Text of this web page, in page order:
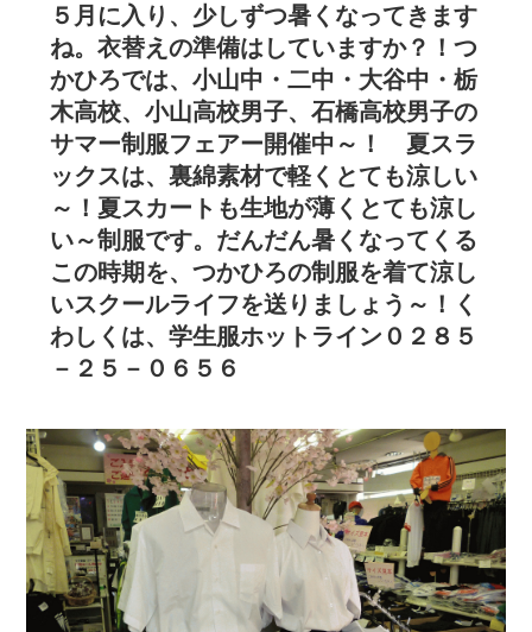
５月に入り、少しずつ暑くなってきます
ね。衣替えの準備はしていますか？！つ
かひろでは、小山中・二中・大谷中・栃
木高校、小山高校男子、石橋高校男子の
サマー制服フェアー開催中～！ 夏スラ
ックスは、裏綿素材で軽くとても涼しい
～！夏スカートも生地が薄くとても涼し
い～制服です。だんだん暑くなってくる
この時期を、つかひろの制服を着て涼し
いスクールライフを送りましょう～！く
わしくは、学生服ホットライン０２８５
－２５－０６５６